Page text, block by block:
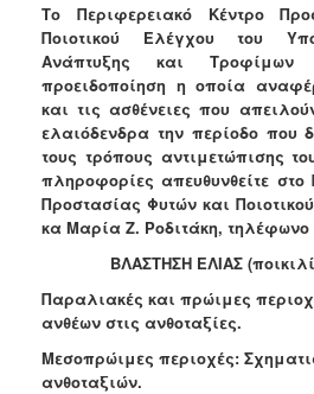
Σχολικές
Επιτροπές
Αγροτική
Ανάπτυξη
Ανακοινώσεις
Προγράμματα
Προσχολική
Αγωγή
Κοιμητήρια
Κέντρο
Οικογένειας
Το Περιφερειακό Κέντρο
Ποιοτικού Ελέγχου του
Ανάπτυξης και Τροφίμων
προειδοποίηση η οποία
και τις ασθένειες που
ελαιόδενδρα την περίοδο που
τους τρόπους αντιμετώπισης
πληροφορίες απευθυνθείτε στο
Προστασίας Φυτών και
κα Μαρία Ζ. Ροδιτάκη, τηλέφωνο
ΒΛΑΣΤΗΣΗ ΕΛΙΑΣ
Παραλιακές και πρώιμες
ανθέων στις ανθοταξίες.
Μεσοπρώιμες περιοχές:
ανθοταξιών.